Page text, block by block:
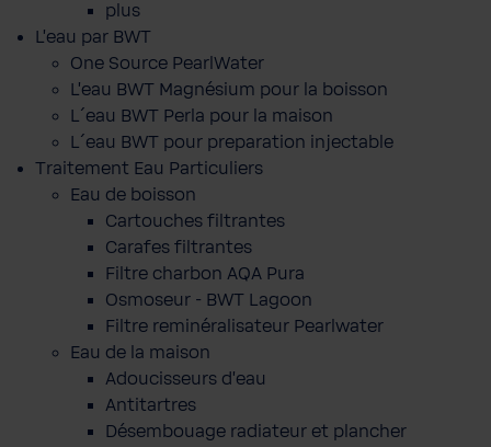
plus
L'eau par BWT
One Source PearlWater
L’eau BWT Magnésium pour la boisson
L´eau BWT Perla pour la maison
L´eau BWT pour preparation injectable
Traitement Eau Particuliers
Eau de boisson
Cartouches filtrantes
Carafes filtrantes
Filtre charbon AQA Pura
Osmoseur - BWT Lagoon
Filtre reminéralisateur Pearlwater
Eau de la maison
Adoucisseurs d'eau
Antitartres
Désembouage radiateur et plancher